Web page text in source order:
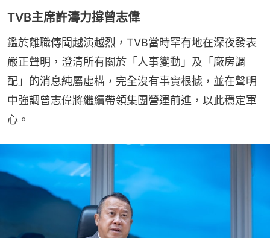
TVB主席許濤力撐曾志偉
鑑於離職傳聞越演越烈，TVB當時罕有地在深夜發表
嚴正聲明，澄清所有關於「人事變動」及「廠房調
配」的消息純屬虛構，完全沒有事實根據，並在聲明
中強調曾志偉將繼續帶領集團營運前進，以此穩定軍
心。